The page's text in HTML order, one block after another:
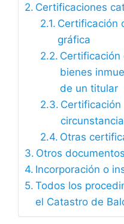
Certificaciones
Certificación
gráfica
bienes
de un titular
Otras
Otros
Incorporación o
Todos los
el Catastro de